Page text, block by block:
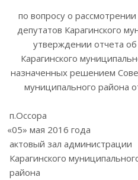
по вопросу о
депутатов Карагинского
утверждении отчета
Карагинского
назначенных решением
муниципального района
«05» мая 2016 года
актовый зал администрации
Карагинского
района